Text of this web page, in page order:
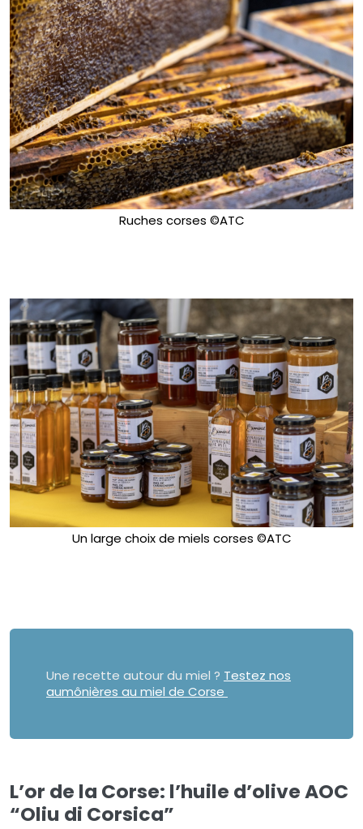
Ruches corses ©ATC
Un large choix de miels corses ©ATC
Une recette autour du miel ? Testez nos
aumônières au miel de Corse
L’or de la Corse: l’huile d’olive AOC
“Oliu di Corsica”